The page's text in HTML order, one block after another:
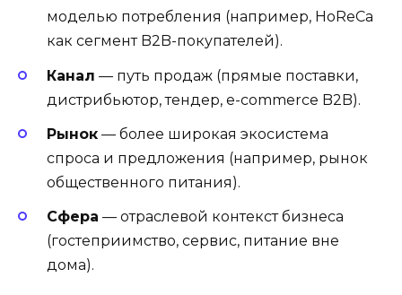
моделью потребления (например, HoReCa
как сегмент B2B-покупателей).
Канал — путь продаж (прямые поставки,
дистрибьютор, тендер, e-commerce B2B).
Рынок — более широкая экосистема
спроса и предложения (например, рынок
общественного питания).
Сфера — отраслевой контекст бизнеса
(гостеприимство, сервис, питание вне
дома).